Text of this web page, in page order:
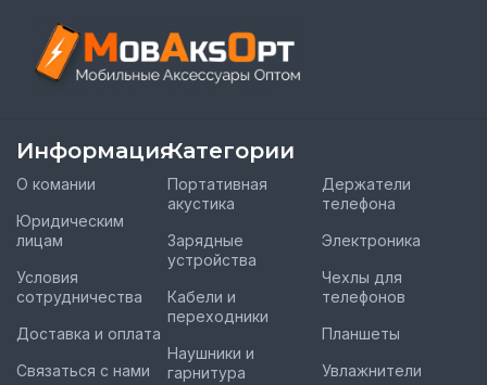
Информация
О комании
Юридическим
лицам
Условия
сотрудничества
Доставка и оплата
Связаться с нами
Категории
Портативная
акустика
Зарядные
устройства
Кабели и
переходники
Наушники и
гарнитура
Держатели
телефона
Электроника
Чехлы для
телефонов
Планшеты
Увлажнители